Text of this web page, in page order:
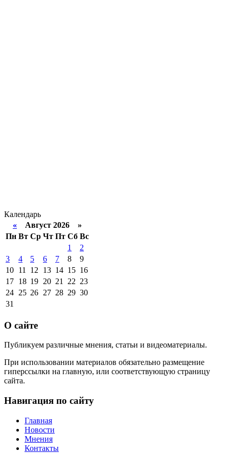
Календарь
« Август 2026 »
Пн Вт Ср Чт Пт Сб Вс
1
2
3
4 5 6 7 8
9
10 11 12 13 14 15 16
17 18 19 20 21 22 23
24 25 26 27 28 29 30
31
О сайте
Публикуем различные мнения, статьи и видеоматериалы.
При использовании материалов обязательно размещение
гиперссылки на главную, или соответствующую страницу
сайта.
Навигация по сайту
Главная
Новости
Мнения
Контакты